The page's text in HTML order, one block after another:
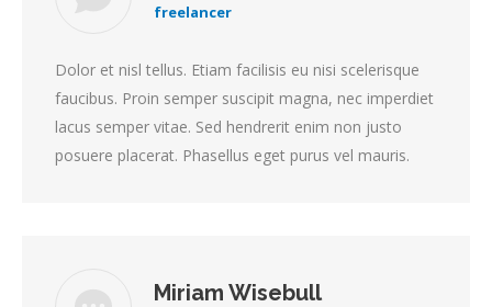
freelancer
Dolor et nisl tellus. Etiam facilisis eu nisi scelerisque
faucibus. Proin semper suscipit magna, nec imperdiet
lacus semper vitae. Sed hendrerit enim non justo
posuere placerat. Phasellus eget purus vel mauris.
Miriam Wisebull